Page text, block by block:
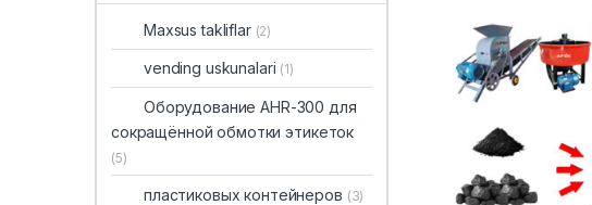
Maxsus takliflar (2)
vending uskunalari (1)
Оборудование AHR-300 для
сокращённой обмотки этикеток
(5)
пластиковых контейнеров (3)